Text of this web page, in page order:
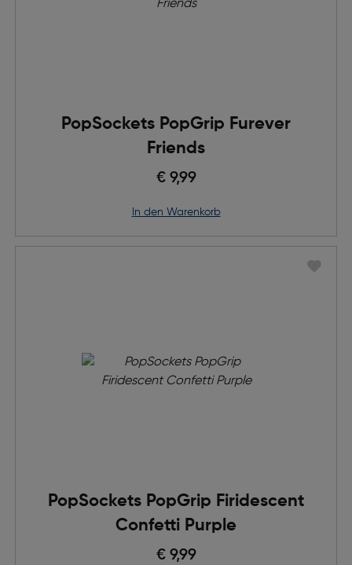
PopSockets PopGrip Furever
Friends
€ 9,99
in den Warenkorb
PopSockets PopGrip Firidescent
Confetti Purple
€ 9,99